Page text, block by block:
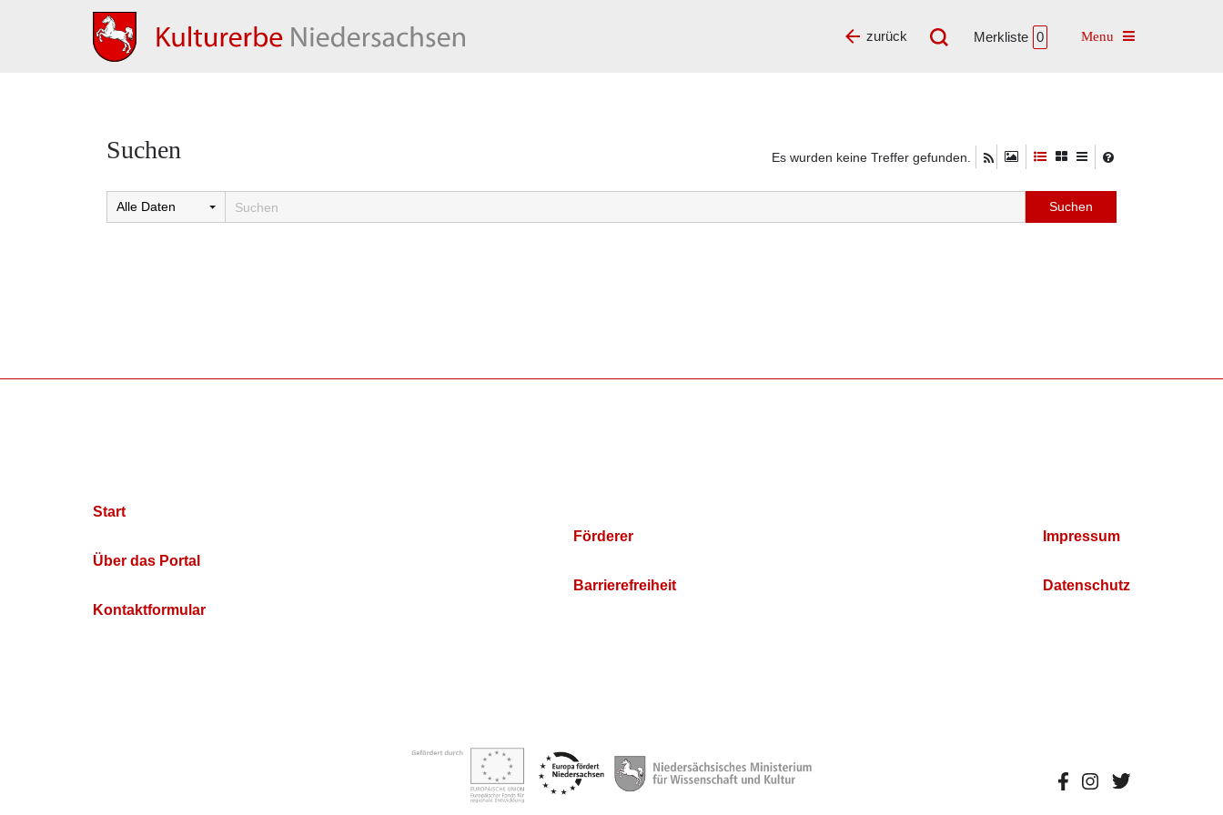
Merkliste 0 Toggle navigation
zurück
Suchen Es wurden keine Treffer gefunden.
Start
Über das Portal
Kontaktformular
Förderer
Barrierefreiheit
Impressum
Datenschutz